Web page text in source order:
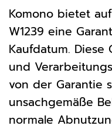
Komono bietet
W1239 eine
Kaufdatum.
und
von der Garantie
unsachgemäße
normale